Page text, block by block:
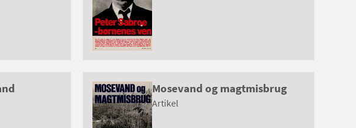
Mosevand og magtmisbrug
Artikel